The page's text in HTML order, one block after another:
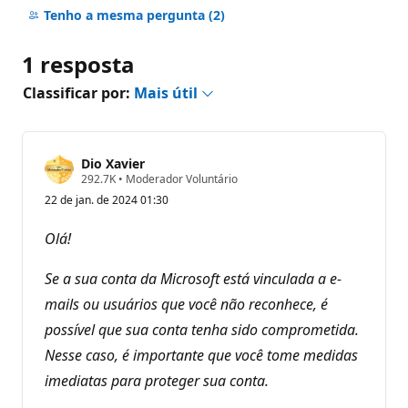
comentários
Tenho a mesma pergunta (2)
1 resposta
Classificar por: Mais útil
Dio Xavier
292.7K P
n
e
r
e
p
u
a
ã
• Moderador Voluntário
22 de jan. de 2024 01:30
Olá!
Se a sua conta da Microsoft está vinculada a e-
mails ou usuários que você não reconhece, é
possível que sua conta tenha sido comprometida.
Nesse caso, é importante que você tome medidas
imediatas para proteger sua conta.